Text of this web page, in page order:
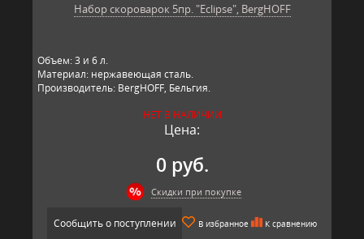
Набор скороварок 5пр. "Eclipse", BergHOFF
Объем: 3 и 6 л.
Материал: нержавеющая сталь.
Производитель: BergHOFF, Бельгия.
НЕТ В НАЛИЧИИ
Цена:
0 руб.
Скидки при покупке
Сообщить о поступлении В избранное К сравнению